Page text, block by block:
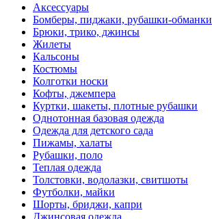
Аксессуары
Бомберы, пиджаки, рубашки-обманки
Брюки, трико, джинсы
Жилеты
Кальсоны
Костюмы
Колготки носки
Кофты, джемпера
Куртки, шакеты, плотные рубашки
Однотонная базовая одежда
Одежда для детского сада
Пижамы, халаты
Рубашки, поло
Теплая одежда
Толстовки, водолазки, свитшоты
Футболки, майки
Шорты, бриджи, капри
Джинсовая одежда